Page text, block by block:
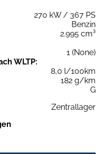
270 kW / 367 PS
Benzin
2.995 cm³
1 (None)
WLTP:
8,0 l/100km
182 g/km
G
Zentrallager